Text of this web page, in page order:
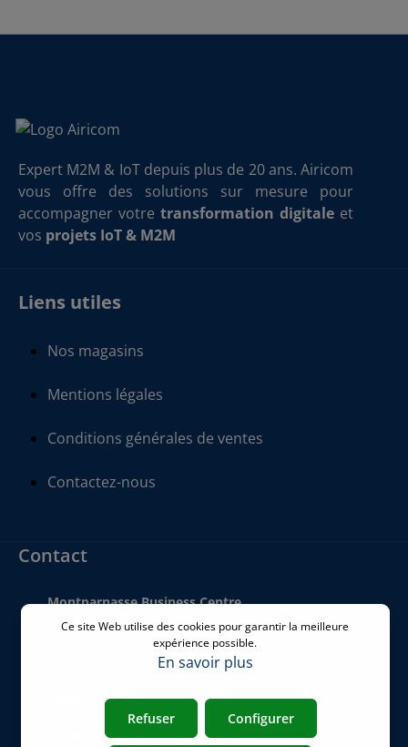
Expert M2M & IoT depuis plus de 20 ans. Airicom
vous offre des solutions sur mesure pour
accompagner votre transformation digitale et
vos projets IoT & M2M
Liens utiles
Nos magasins
Mentions légales
Conditions générales de ventes
Contactez-nous
Contact
Montparnasse Business Centre
140 bis Rue de Rennes
Téléphone:+33 01 77 62 46 24
commercial@airicom.fr
Ce site Web utilise des cookies pour garantir la meilleure
expérience possible.
En savoir plus
Refuser Configurer